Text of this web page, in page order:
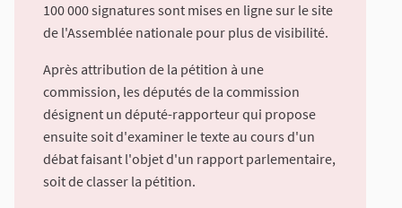
100 000 signatures sont mises en ligne sur le site
de l'Assemblée nationale pour plus de visibilité.
Après attribution de la pétition à une
commission, les députés de la commission
désignent un député-rapporteur qui propose
ensuite soit d'examiner le texte au cours d'un
débat faisant l'objet d'un rapport parlementaire,
soit de classer la pétition.